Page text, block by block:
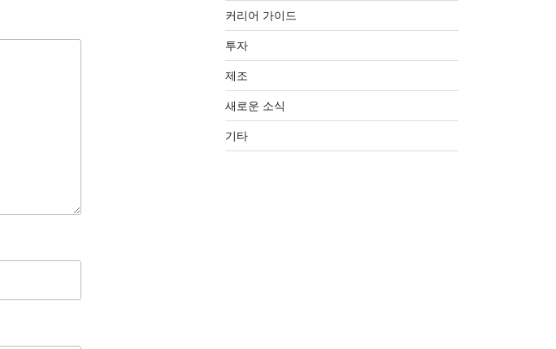
커리어 가이드
투자
제조
새로운 소식
기타